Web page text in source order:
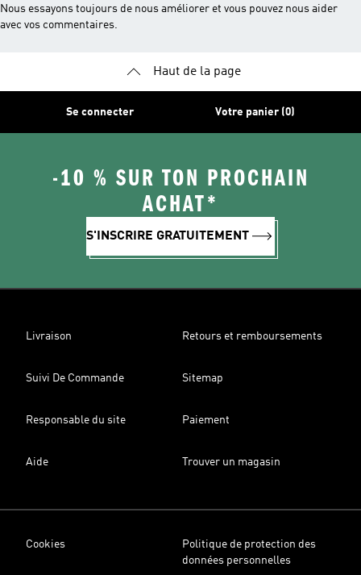
Nous essayons toujours de nous améliorer et vous pouvez nous aider
avec vos commentaires.
Haut de la page
Se connecter Votre panier (0)
-10 % SUR TON PROCHAIN
ACHAT*
S'INSCRIRE GRATUITEMENT
Livraison Retours et remboursements
Suivi De Commande Sitemap
Responsable du site Paiement
Aide Trouver un magasin
Cookies
Politique de protection des
données personnelles